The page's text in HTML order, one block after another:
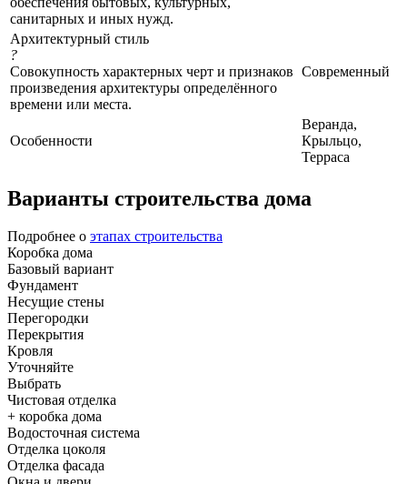
санитарных и иных нужд.
Архитектурный стиль
?
Совокупность характерных черт и признаков
произведения архитектуры определённого
времени или места.
Современный
Особенности
Веранда,
Крыльцо,
Терраса
Варианты строительства дома
Подробнее о этапах строительства
Коробка дома
Базовый вариант
Фундамент
Несущие стены
Перегородки
Перекрытия
Кровля
Уточняйте
Выбрать
Чистовая отделка
+ коробка дома
Водосточная система
Отделка цоколя
Отделка фасада